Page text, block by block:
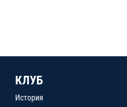
КЛУБ
История